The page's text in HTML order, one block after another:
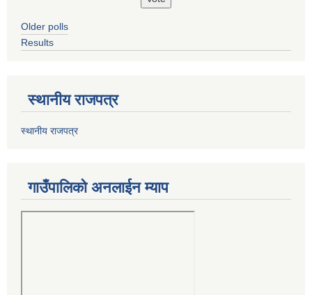
Older polls
Results
स्थानीय राजपत्र
स्थानीय राजपत्र
गाउँपालिको अनलाईन म्याप